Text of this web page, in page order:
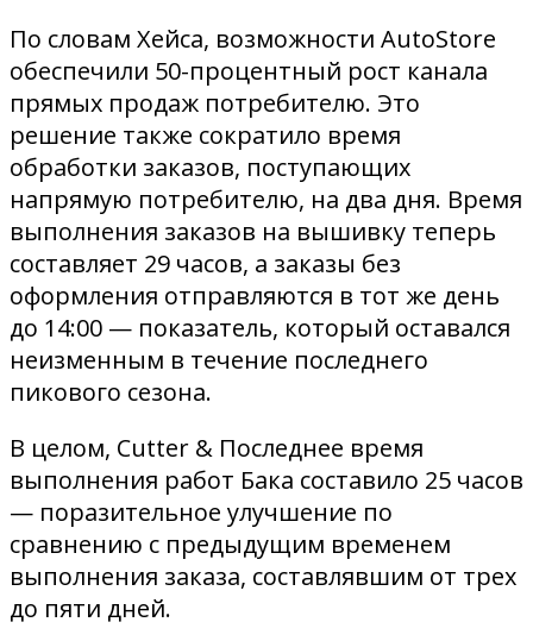
По словам Хейса, возможности AutoStore
обеспечили 50-процентный рост канала
прямых продаж потребителю. Это
решение также сократило время
обработки заказов, поступающих
напрямую потребителю, на два дня. Время
выполнения заказов на вышивку теперь
составляет 29 часов, а заказы без
оформления отправляются в тот же день
до 14:00 — показатель, который оставался
неизменным в течение последнего
пикового сезона.
В целом, Cutter & Последнее время
выполнения работ Бака составило 25 часов
— поразительное улучшение по
сравнению с предыдущим временем
выполнения заказа, составлявшим от трех
до пяти дней.